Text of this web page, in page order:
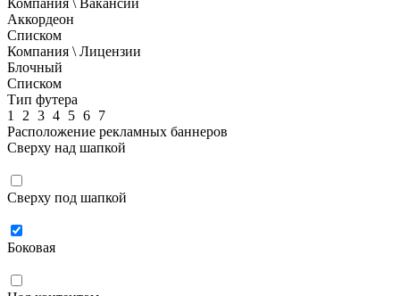
Компания \ Вакансии
Аккордеон
Списком
Компания \ Лицензии
Блочный
Списком
Тип футера
1
2 3 4 5 6 7
Расположение рекламных баннеров
Сверху над шапкой
Сверху под шапкой
Боковая